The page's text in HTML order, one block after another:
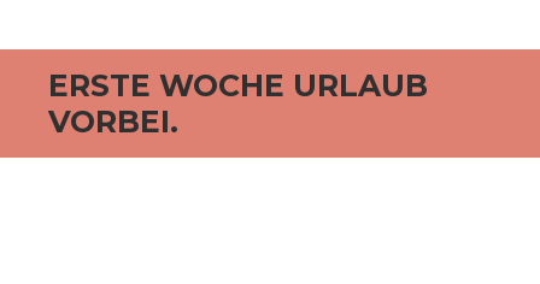
ERSTE WOCHE URLAUB
VORBEI.